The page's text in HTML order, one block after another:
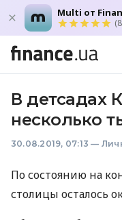
Multi от
В детсадах
несколько
30.08.2019, 07:13 —
По состоянию на
столицы осталось